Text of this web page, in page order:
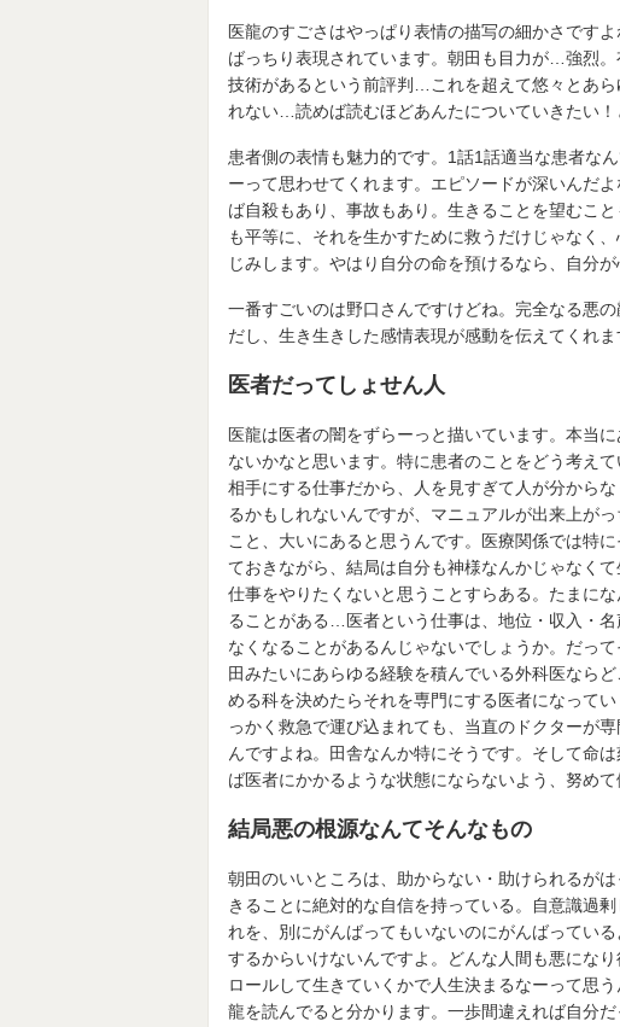
医龍のすごさはやっぱり表情の描写の細かさです
ばっちり表現されています。朝田も目力が…強烈
技術があるという前評判…これを超えて悠々とあ
れない…読めば読むほどあんたについていきたい！
患者側の表情も魅力的です。 1話1話適当な患者な
ーって思わせてくれます。エピソードが深いんだ
ば自殺もあり、事故もあり。生きることを望むこ
も平等に、それを生かすために救うだけじゃなく
じみします。やはり自分の命を預けるなら、自分
一番すごいのは野口さんですけどね。完全なる悪
だし、生き生きした感情表現が感動を伝えてくれま
医者だってしょせん人
医龍は医者の闇をずらーっと描いています。本当
ないかなと思います。特に患者のことをどう考え
相手にする仕事だから、人を見すぎて人が分から
るかもしれないんですが、マニュアルが出来上が
こと、大いにあると思うんです。医療関係では特
ておきながら、結局は自分も神様なんかじゃなく
仕事をやりたくないと思うことすらある。たまに
ることがある…医者という仕事は、地位・収入・
なくなることがあるんじゃないでしょうか。だっ
田みたいにあらゆる経験を積んでいる外科医なら
める科を決めたらそれを専門にする医者になって
っかく救急で運び込まれても、当直のドクターが
んですよね。田舎なんか特にそうです。そして命
ば医者にかかるような状態にならないよう、努め
結局悪の根源なんてそんなもの
朝田のいいところは、助からない・助けられるが
きることに絶対的な自信を持っている。自意識過
れを、別にがんばってもいないのにがんばってい
するからいけないんですよ。どんな人間も悪にな
ロールして生きていくかで人生決まるなーって思
龍を読んでると分かります。一歩間違えれば自分